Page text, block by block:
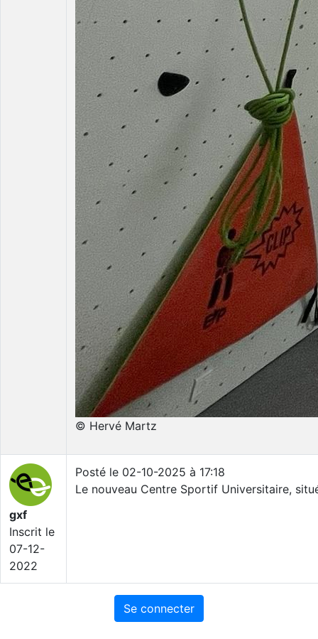
© Hervé Martz
gxf
Inscrit le
07-12-
2022
Posté le 02-10-2025 à 17:18
Le nouveau Centre Sportif Universitaire,
Se connecter